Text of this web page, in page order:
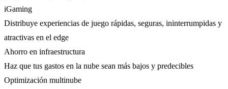
iGaming
Distribuye experiencias de juego rápidas, seguras, ininterrumpidas y
atractivas en el edge
Ahorro en infraestructura
Haz que tus gastos en la nube sean más bajos y predecibles
Optimización multinube